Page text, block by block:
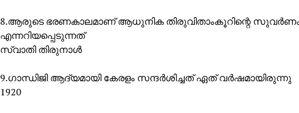
8.ആരുടെ ഭരണകാലമാണ് ആധുനിക തിരുവിതാംകൂറിന്റെ
എന്നറിയപ്പെടുന്നത്
സ്വാതി തിരുനാൾ
9.ഗാന്ധിജി ആദ്യമായി കേരളം സന്ദർശിച്ചത് ഏത് വർഷമായിരുന്നു
1920